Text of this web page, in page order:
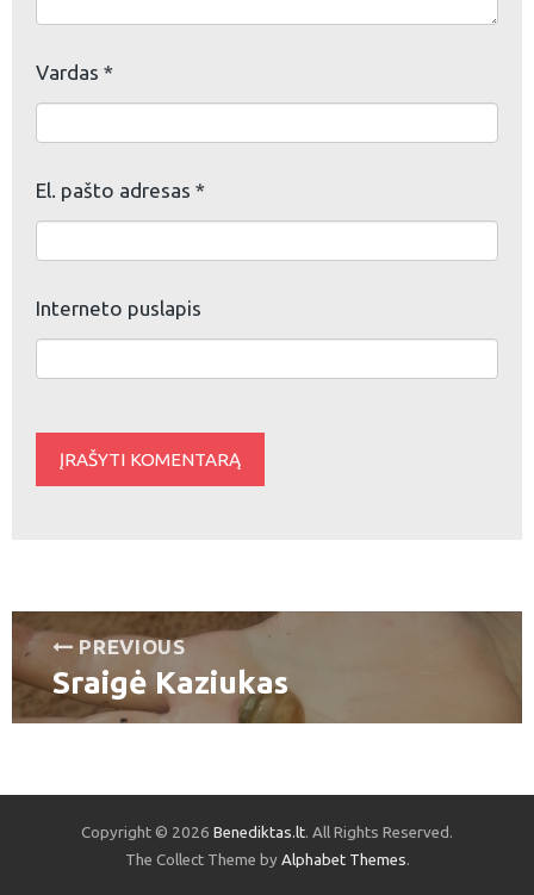
Vardas *
El. pašto adresas *
Interneto puslapis
Navigacija
tarp
PREVIOUS
Previous
post:
Sraigė Kaziukas
Copyright © 2026 Benediktas.lt. All Rights Reserved.
The Collect Theme by Alphabet Themes.